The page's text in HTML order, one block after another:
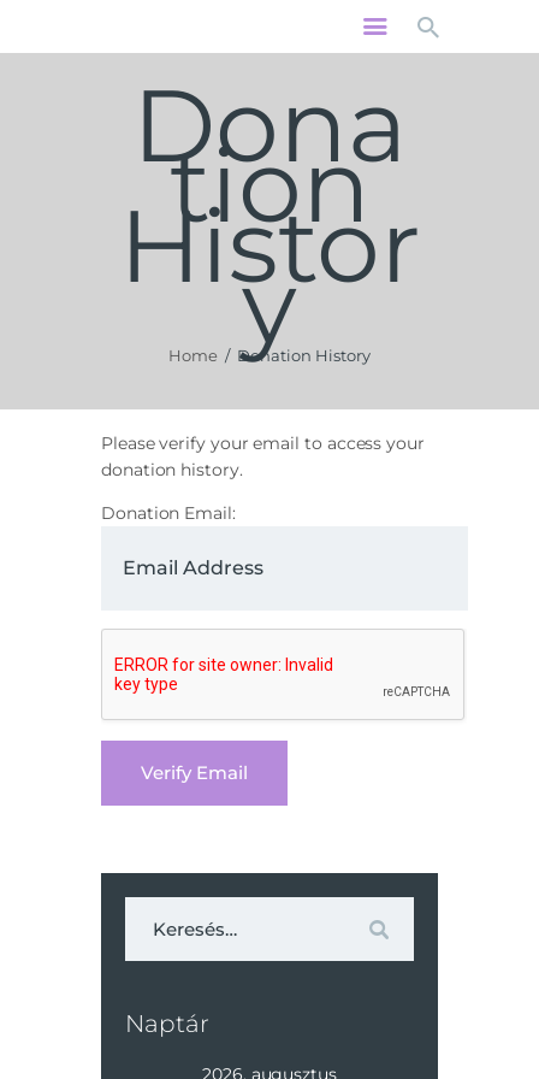
Dona
tion
Histor
y
Home Donation History
RÓLUNK
HÍREK
MISEREND
SZENTSÉGEK
HITOKTATÁS
KÖZÖSSÉGEK
PROGRAMOK
KAPCSOLAT
Please verify your email to access your
donation history.
Donation Email:
Naptár